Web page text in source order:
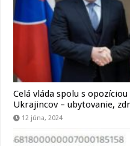
Celá vláda spolu s
Ukrajincov – ubytovanie,
12 júna, 2024